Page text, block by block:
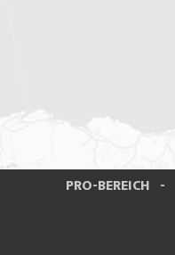
PRO-BEREICH